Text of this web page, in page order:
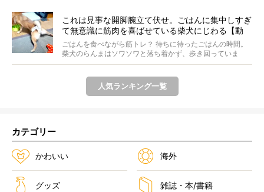
これは見事な開脚腕立て伏せ。ごはんに集中しすぎ
て無意識に筋肉を喜ばせている柴犬にじわる【動
画】
ごはんを食べながら筋トレ？ 待ちに待ったごはんの時間。
柴犬のらんまはソワソワと落ち着かず、歩き回っていま
す。き...
人気ランキング一覧
カテゴリー
かわいい 海外
グッズ 雑誌・本/書籍